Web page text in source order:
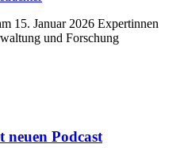
15. Januar 2026 Expertinnen
und Forschung
Podcast